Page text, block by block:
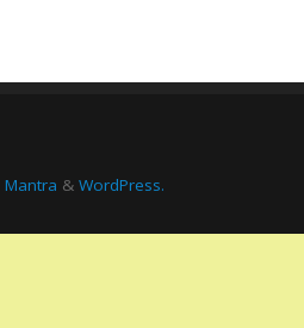
Mantra & WordPress.